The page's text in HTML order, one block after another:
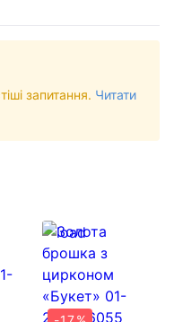
запитання. Читати